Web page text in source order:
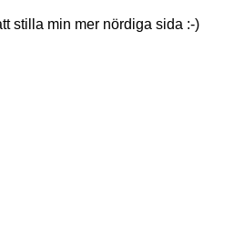
stilla min mer nördiga sida :-)